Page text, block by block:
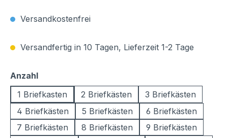
Versandkostenfrei
Versandfertig in 10 Tagen, Lieferzeit 1-2 Tage
Anzahlauswählen
1 Briefkasten
2 Briefkästen
3 Briefkästen
4 Briefkästen
5 Briefkästen
6 Briefkästen
7 Briefkästen
8 Briefkästen
9 Briefkästen